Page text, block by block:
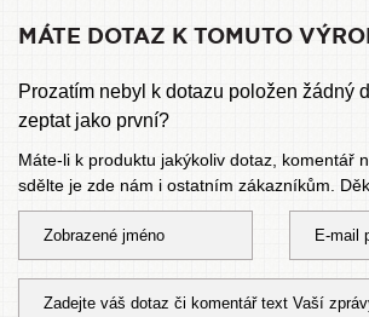
MÁTE DOTAZ K TOMUTO
Prozatím nebyl k dotazu položen žádný
zeptat jako první?
Máte-li k produktu jakýkoliv dotaz, komentář
sdělte je zde nám i ostatním zákazníkům.